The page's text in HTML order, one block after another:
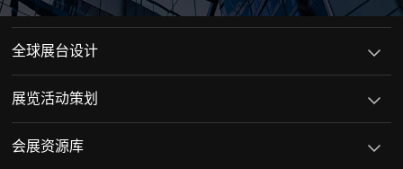
全球展台设计
展览活动策划
会展资源库